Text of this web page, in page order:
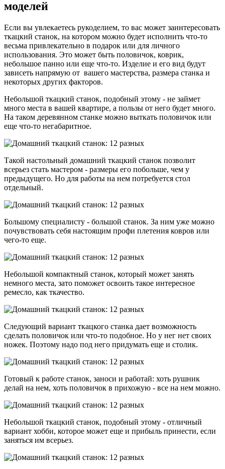
моделей
Если вы увлекаетесь рукоделием, то вас может заинтересовать
ткацкий станок, на котором можно будет исполнить что-то
весьма привлекательно в подарок или для личного
использования. Это может быть половичок, коврик,
небольшое панно или еще что-то. Изделие и его вид будут
зависеть напрямую от вашего мастерства, размера станка и
некоторых других факторов.
Небольшой ткацкий станок, подобный этому - не займет
много места в вашей квартире, а пользы от него будет много.
На таком деревянном станке можно выткать половичок или
еще что-то негабаритное.
Такой настольный домашний ткацкий станок позволит
всерьез стать мастером - размеры его побольше, чем у
предыдущего. Но для работы на нем потребуется стол
отдельный.
Большому специалисту - большой станок. За ним уже можно
почувствовать себя настоящим профи плетения ковров или
чего-то еще.
Небольшой компактный станок, который может занять
немного места, зато поможет освоить такое интересное
ремесло, как ткачество.
Следующий вариант ткацкого станка дает возможность
сделать половичок или что-то подобное. Но у нег нет своих
ножек. Поэтому надо под него придумать еще и столик.
Готовый к работе станок, заноси и работай: хоть рушник
делай на нем, хоть половичок в прихожую - все на нем можно.
Небольшой ткацкий станок, подобный этому - отличный
вариант хобби, которое может еще и прибыль принести, если
заняться им всерьез.